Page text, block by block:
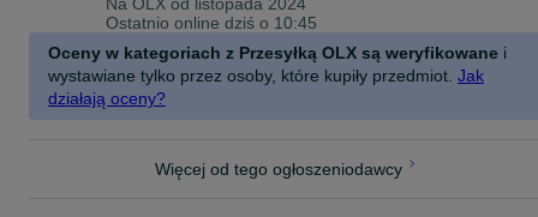
Ostatnio online dziś o 10:45
Oceny w kategoriach z Przesyłką OLX są weryfikowane i
wystawiane tylko przez osoby, które kupiły przedmiot. Jak
działają oceny?
Więcej od tego ogłoszeniodawcy